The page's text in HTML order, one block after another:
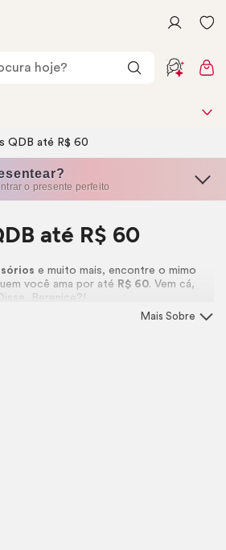
QDB até R$ 60
o presente perfeito
até R$ 60
e muito mais, encontre o mimo
você ama por até R$ 60. Vem cá,
Berenice?!
Mais Sobre